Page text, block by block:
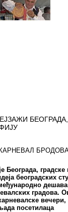
Београда,
београдских
градова.
посетилаца